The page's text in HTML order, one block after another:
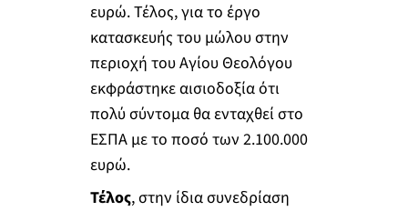
ευρώ. Τέλος, για το έργο
κατασκευής του μώλου στην
περιοχή του Αγίου Θεολόγου
εκφράστηκε αισιοδοξία ότι
πολύ σύντομα θα ενταχθεί στο
ΕΣΠΑ με το ποσό των 2.100.000
ευρώ.
Τέλος, στην ίδια συνεδρίαση